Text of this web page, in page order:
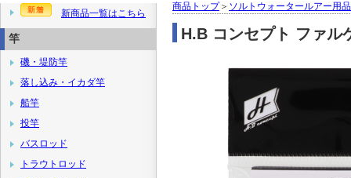
商品トップ＞ ソルトウォータールアー用品
H.B コンセプト ファル
新商品一覧はこちら
竿
磯・堤防竿
落し込み・イカダ竿
船竿
投竿
バスロッド
トラウトロッド